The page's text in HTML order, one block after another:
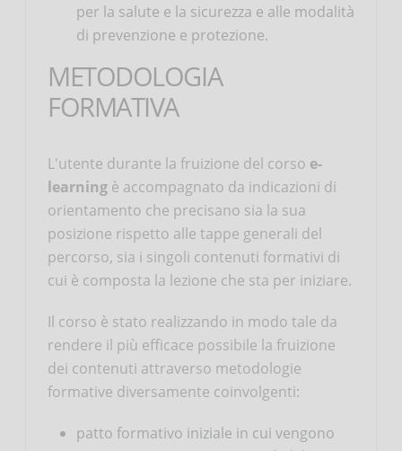
per la salute e la sicurezza e alle modalità
di prevenzione e protezione.
METODOLOGIA
FORMATIVA
L'utente durante la fruizione del corso e-
learning è accompagnato da indicazioni di
orientamento che precisano sia la sua
posizione rispetto alle tappe generali del
percorso, sia i singoli contenuti formativi di
cui è composta la lezione che sta per iniziare.
Il corso è stato realizzando in modo tale da
rendere il più efficace possibile la fruizione
dei contenuti attraverso metodologie
formative diversamente coinvolgenti:
patto formativo iniziale in cui vengono